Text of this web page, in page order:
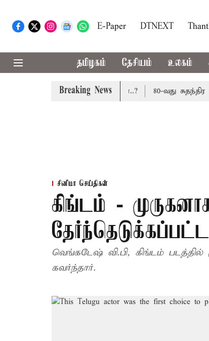
E-Paper DTNEXT
தமிழகம் தேசியம் உலகம்
Breaking News
மத்திய அரசு கூறுவதென்ன..? 80-வது சுதந்திர
சினிமா செய்திகள்
கிங்டம் -
வெங்கடேஷ் வி.பி, கிங்டம்
கவர்ந்தார்.